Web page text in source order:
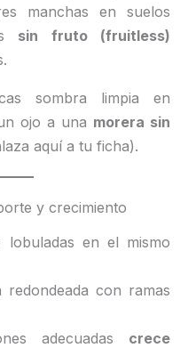
manchas en suelos
sin fruto (fruitless)
sombra limpia en
ojo a una morera sin
aquí a tu ficha).
y crecimiento
lobuladas en el mismo
con ramas
adecuadas crece